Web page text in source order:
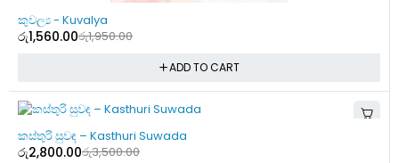
-20%
කුවල්‍ය - Kuvalya
රු1,950.00
රු1,560.00
ADD TO CART
-20%
කස්තුරි සුවඳ – Kasthuri Suwada
රු3,500.00
රු2,800.00